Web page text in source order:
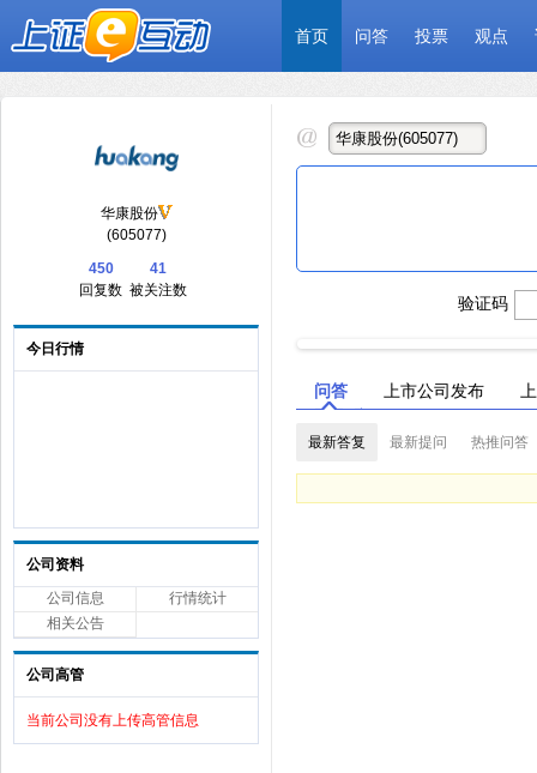
首页 问答 投票 观点
华康股份
(605077)
450
回复数
41
被关注数
今日行情
公司资料
公司信息
行情统计
相关公告
公司高管
当前公司没有上传高管信息
验证码
问答 上市公司发布
最新答复 最新提问 热推问答